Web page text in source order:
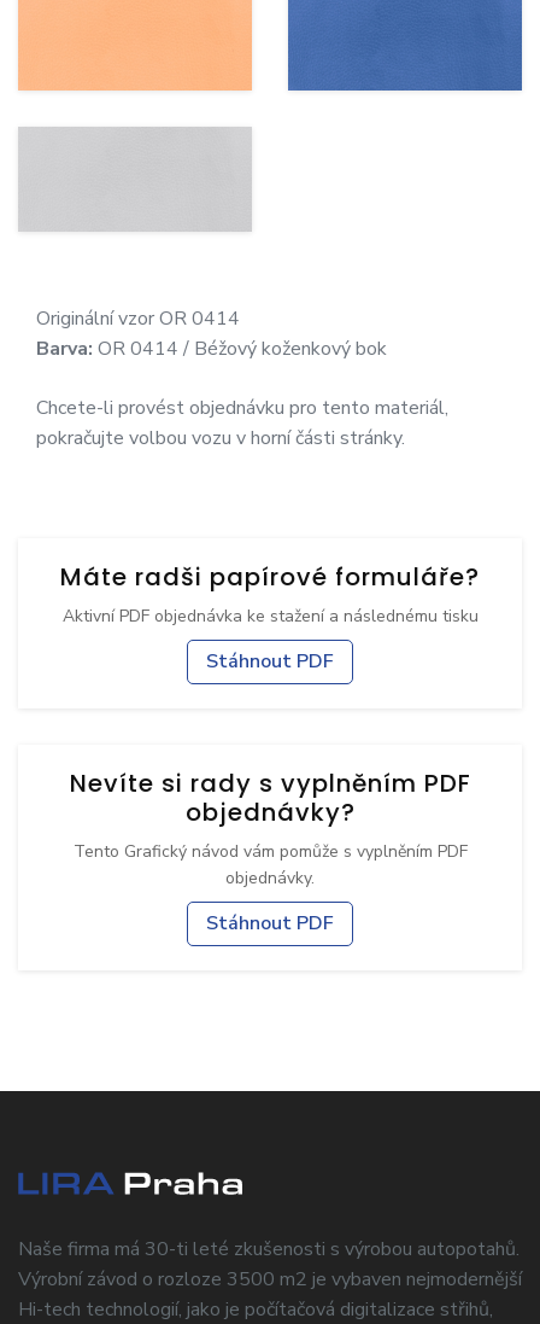
Originální vzor OR 0414
Barva: OR 0414 / Béžový koženkový bok
Chcete-li provést objednávku pro tento materiál,
pokračujte volbou vozu v horní části stránky.
Máte radši papírové formuláře?
Aktivní PDF objednávka ke stažení a následnému tisku
Stáhnout PDF
Nevíte si rady s vyplněním PDF
objednávky?
Tento Grafický návod vám pomůže s vyplněním PDF
objednávky.
Stáhnout PDF
Naše firma má 30-ti leté zkušenosti s výrobou autopotahů.
Výrobní závod o rozloze 3500 m2 je vybaven nejmodernější
Hi-tech technologií, jako je počítačová digitalizace střihů,